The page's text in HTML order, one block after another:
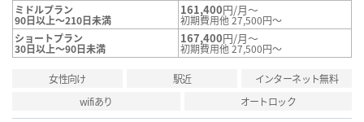
ミドルプラン
90日以上～210日未満
161,400円/月～
初期費用他 27,500円～
ショートプラン
30日以上～90日未満
167,400円/月～
初期費用他 27,500円～
女性向け 駅近
インターネット無料
wifiあり
オートロック